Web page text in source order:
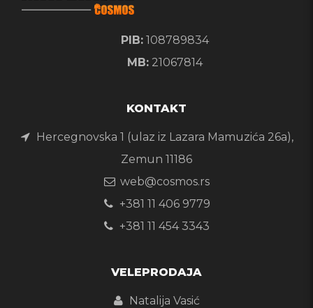
PIB:108789834
MB:21067814
KONTAKT
Hercegnovska 1 (ulaz iz Lazara Mamuzića 26a),
Zemun 11186
web@cosmos.rs
+381 11 406 9779
+381 11 454 3343
VELEPRODAJA
Natalija Vasić